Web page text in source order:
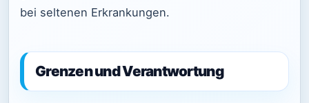
bei seltenen Erkrankungen.
Grenzen und Verantwortung